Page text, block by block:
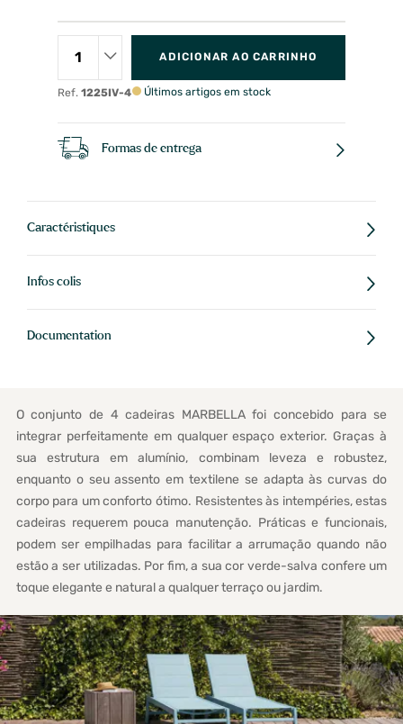
Ref. 1225IV-4
ADICIONAR AO CARRINHO
Últimos artigos em stock
Formas de entrega
Caractéristiques
Infos colis
Documentation
O conjunto de 4 cadeiras MARBELLA foi concebido para se
integrar perfeitamente em qualquer espaço exterior. Graças à
sua estrutura em alumínio, combinam leveza e robustez,
enquanto o seu assento em textilene se adapta às curvas do
corpo para um conforto ótimo. Resistentes às intempéries, estas
cadeiras requerem pouca manutenção. Práticas e funcionais,
podem ser empilhadas para facilitar a arrumação quando não
estão a ser utilizadas. Por fim, a sua cor verde-salva confere um
toque elegante e natural a qualquer terraço ou jardim.